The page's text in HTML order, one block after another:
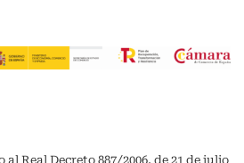
al Real Decreto 887/2006, de 21 de julio